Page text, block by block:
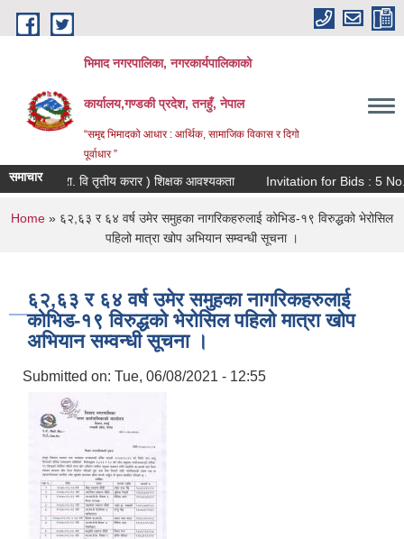
Skip to main content
भिमाद नगरपालिका, नगरकार्यपालिकाको
कार्यालय,गण्डकी प्रदेश, तनहुँ, नेपाल
“समृद्द भिमादको आधार : आर्थिक, सामाजिक विकास र दिगो
पूर्वाधार ”
समाचार शंकर मा.वि ( प्रा. वि तृतीय करार ) शिक्षक आवश्यकता Invitation for
You are here
Home » ६२,६३ र ६४ वर्ष उमेर समुहका नागरिकहरुलाई कोभिड-१९ विरुद्धको भेरोसिल
पहिलो मात्रा खोप अभियान सम्वन्धी सूचना ।
६२,६३ र ६४ वर्ष उमेर समुहका नागरिकहरुलाई
कोभिड-१९ विरुद्धको भेरोसिल पहिलो मात्रा खोप
अभियान सम्वन्धी सूचना ।
Submitted on: Tue, 06/08/2021 - 12:55